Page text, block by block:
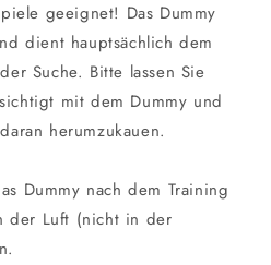
geeignet! Das Dummy
dient hauptsächlich dem
Suche. Bitte lassen Sie
mit dem Dummy und
herumzukauen.
Dummy nach dem Training
der Luft (nicht in der